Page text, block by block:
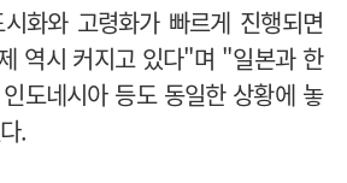
화와 고령화가 빠르게 진행되면
역시 커지고 있다"며 "일본과 한
도네시아 등도 동일한 상황에 놓
.